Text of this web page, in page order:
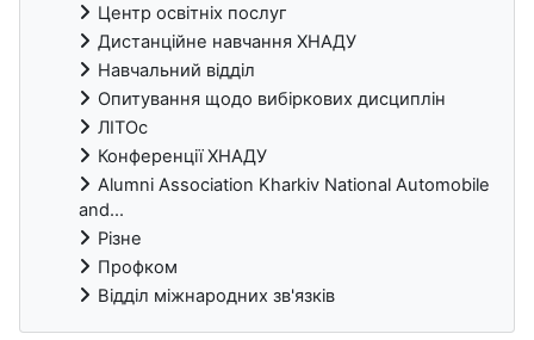
Центр освітніх послуг
Дистанційне навчання ХНАДУ
Навчальний відділ
Опитування щодо вибіркових дисциплін
ЛІТОс
Конференції ХНАДУ
Alumni Association Kharkiv National Automobile
and...
Різне
Профком
Відділ міжнародних зв'язків